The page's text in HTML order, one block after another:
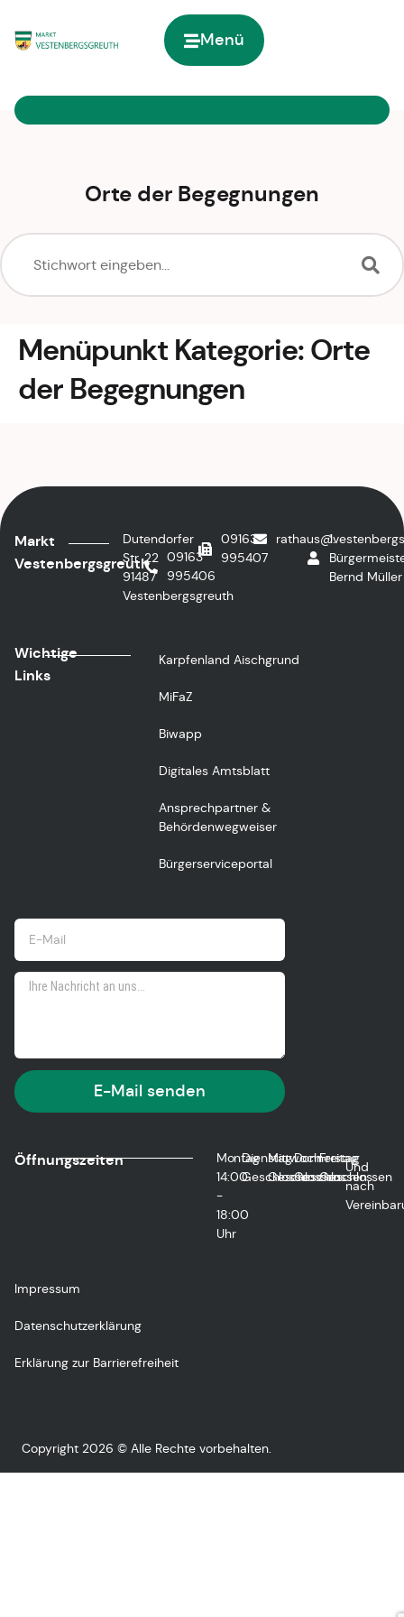
Menü
Orte der Begegnungen
Menüpunkt Kategorie: Orte
der Begegnungen
Markt
Vestenbergsgreuth
Dutendorfer
Str. 22
91487
Vestenbergsgreuth
09163
995406
09163
995407
1.
Bernd Müller
Wichtige
Links
Karpfenland Aischgrund
MiFaZ
Biwapp
Digitales Amtsblatt
Ansprechpartner &
Behördenwegweiser
Bürgerserviceportal
E-Mail senden
Öffnungszeiten
Montag
14:00
-
18:00
Uhr
Dienstag
Geschlossen
Mittwoch
Geschlossen
Donnerstag
Geschlossen
Freitag
Geschlossen
Und
nach
Impressum
Datenschutzerklärung
Erklärung zur Barrierefreiheit
Copyright 2026 © Alle Rechte vorbehalten.